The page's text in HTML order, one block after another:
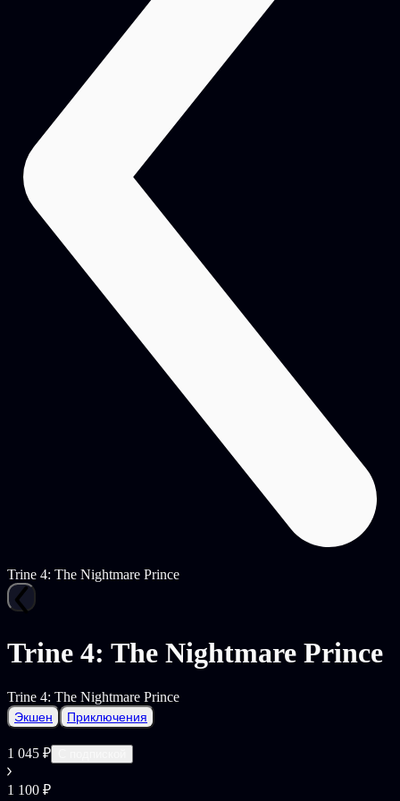
Trine 4: The Nightmare Prince
Trine 4: The Nightmare Prince
Trine 4: The Nightmare Prince
Экшен Приключения
1 045 ₽
1 100 ₽